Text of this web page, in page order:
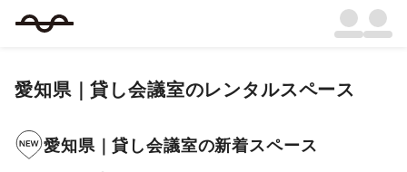
愛知県｜貸し会議室のレンタルスペース
愛知県｜貸し会議室の新着スペース